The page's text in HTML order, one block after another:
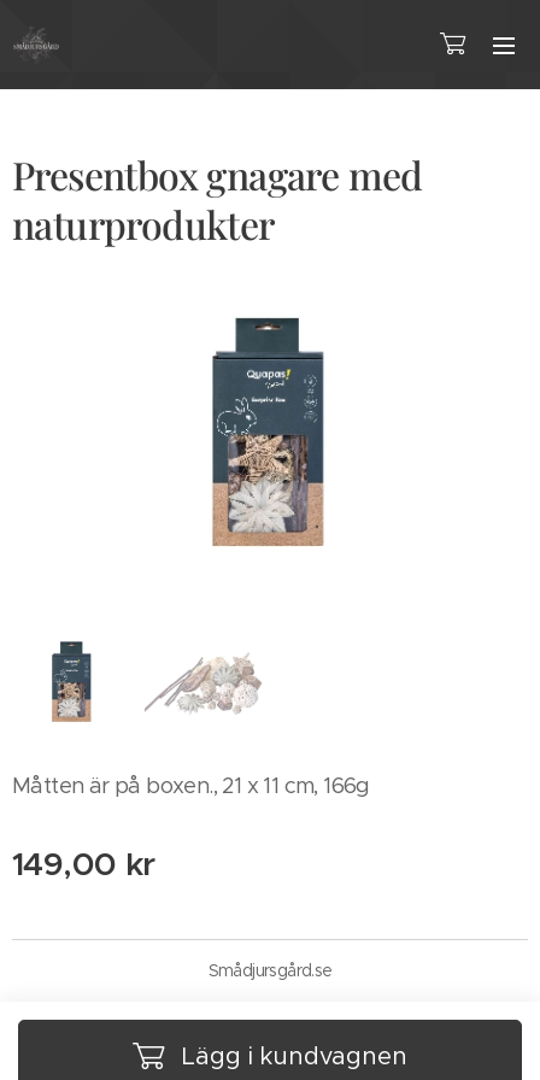
Presentbox gnagare med
naturprodukter
Måtten är på boxen., 21 x 11 cm, 166g
149,00 kr
Lägg i kundvagnen
Smådjursgård.se